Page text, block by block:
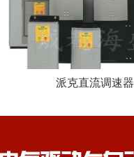
派克直流调速器